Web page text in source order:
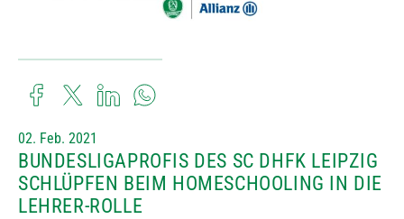
02. Feb. 2021
BUNDESLIGAPROFIS DES SC DHFK LEIPZIG
SCHLÜPFEN BEIM HOMESCHOOLING IN DIE
LEHRER-ROLLE